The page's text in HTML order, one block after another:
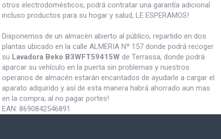
otros electrodomésticos, podrá contratar una garantía adicional
incluso productos para su hogar y salud, LE ESPERAMOS!
Disponemos de un almacén abierto al público, repartido en dos
plantas ubicado en la calle ALMERIA Nº 157 donde podrá recoger
su Lavadora Beko B3WFT59415W de Terrassa, donde podrá
aparcar su vehículo en la puerta sin problemas y nuestros
operarios de almacén estarán encantados de ayudarle a cargar el
aparato adquirido y así de esta manera habrá ahorrado aun mas
en la compra, al no pagar portes!
EAN: 8690842546891